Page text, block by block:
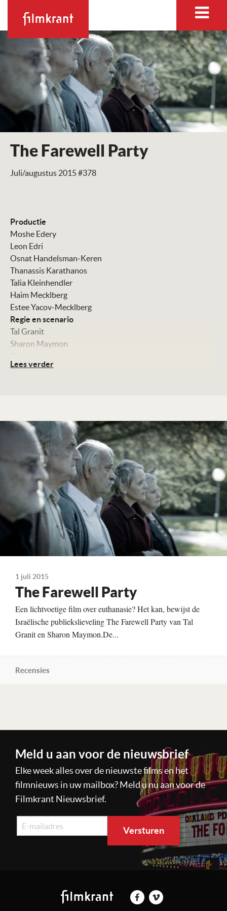
The Farewell Party
Juli/augustus 2015 #378
Productie
Moshe Edery
Leon Edri
Osnat Handelsman-Keren
Thanassis Karathanos
Talia Kleinhendler
Haim Mecklberg
Estee Yacov-Mecklberg
Regie en scenario
Tal Granit
Sharon Maymon
Tobias Hochstein
Muziek
Avi Belleli
Ze'ev Revach
Levana Finkelstein
Raffi Tavor
Aliza Rosen
Ilan Dar
Kleur, 95 minuten
Cinéart
Te zien
vanaf 23 juli
Ga voor alle bioscopen
en speeltijden naar
Lees verder
1 juli 2015
The Farewell Party
Een lichtvoetige film over euthanasie? Het kan, bewijst de
Israëlische publiekslieveling The Farewell Party van Tal
Granit en Sharon Maymon.De...
Recensies
Meld u aan voor de nieuwsbrief
Elke week alles over de nieuwste films en het
filmnieuws in uw mailbox? Meld u nu aan voor de
Filmkrant Nieuwsbrief.